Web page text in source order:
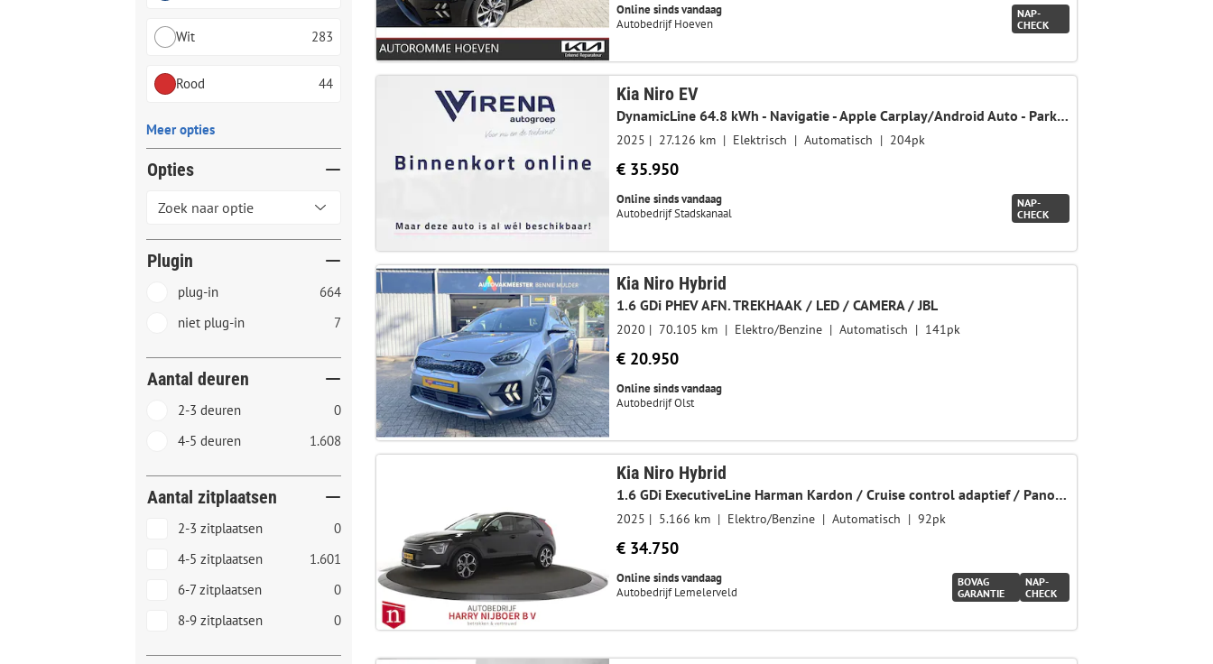
Wit 283
Rood 44
Meer opties
Opties
Plugin
plug-in
664
niet plug-in
7
Aantal deuren
2-3 deuren
0
4-5 deuren
1.608
Aantal zitplaatsen
2-3 zitplaatsen
0
4-5 zitplaatsen
1.601
6-7 zitplaatsen
0
8-9 zitplaatsen
0
Online sinds vandaag
Autobedrijf Hoeven
NAP-
CHECK
Kia Niro EV
DynamicLine 64.8 kWh - Navigatie - Apple Carplay/Android Auto - Parkeersensoren voor en achter - Fabrieksgarantie tot 2032
2025 27.126 km Elektrisch Automatisch 204pk
€ 35.950
Online sinds vandaag
Autobedrijf Stadskanaal
NAP-
CHECK
Kia Niro Hybrid
1.6 GDi PHEV AFN. TREKHAAK / LED / CAMERA / JBL
2020 70.105 km Elektro/Benzine Automatisch 141pk
€ 20.950
Online sinds vandaag
Autobedrijf Olst
Kia Niro Hybrid
1.6 GDi ExecutiveLine Harman Kardon / Cruise control adaptief / Panoramadak
2025 5.166 km Elektro/Benzine Automatisch 92pk
€ 34.750
Online sinds vandaag
Autobedrijf Lemelerveld
BOVAG
GARANTIE
NAP-
CHECK